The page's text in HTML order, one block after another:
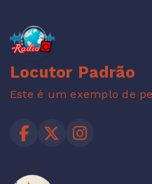
Locutor Padrão
Este é um exemplo de